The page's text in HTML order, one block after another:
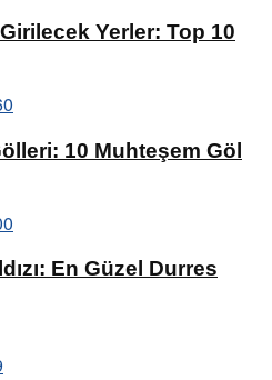
Yerler: Top 10
10 Muhteşem Göl
En Güzel Durres